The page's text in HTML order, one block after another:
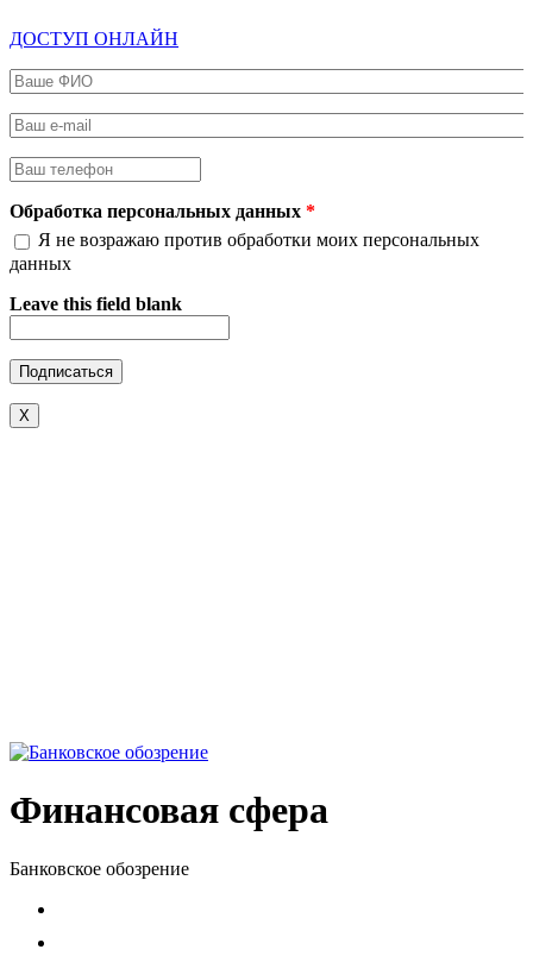
ДОСТУП ОНЛАЙН
Ваше ФИО
Ваш e-mail
Ваш телефон
Обработка персональных данных *
Я не возражаю против обработки моих персональных
данных
Leave this field blank
X
Финансовая сфера
Банковское обозрение